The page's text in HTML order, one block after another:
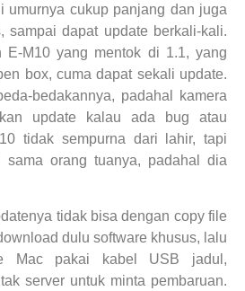
umurnya cukup panjang dan juga
sampai dapat update berkali-kali.
E-M10 yang mentok di 1.1, yang
box, cuma dapat sekali update.
bedakannya, padahal kamera
update kalau ada bug atau
tidak sempurna dari lahir, tapi
orang tuanya, padahal dia
tidak bisa dengan copy file
dulu software khusus, lalu
Mac pakai kabel USB jadul,
server untuk minta pembaruan.